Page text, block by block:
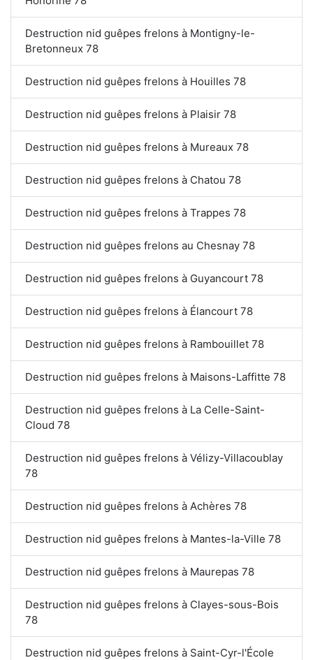
Destruction nid guêpes frelons à Montigny-le-
Bretonneux 78
Destruction nid guêpes frelons à Houilles 78
Destruction nid guêpes frelons à Plaisir 78
Destruction nid guêpes frelons à Mureaux 78
Destruction nid guêpes frelons à Chatou 78
Destruction nid guêpes frelons à Trappes 78
Destruction nid guêpes frelons au Chesnay 78
Destruction nid guêpes frelons à Guyancourt 78
Destruction nid guêpes frelons à Élancourt 78
Destruction nid guêpes frelons à Rambouillet 78
Destruction nid guêpes frelons à Maisons-Laffitte 78
Destruction nid guêpes frelons à La Celle-Saint-
Cloud 78
Destruction nid guêpes frelons à Vélizy-Villacoublay
78
Destruction nid guêpes frelons à Achères 78
Destruction nid guêpes frelons à Mantes-la-Ville 78
Destruction nid guêpes frelons à Maurepas 78
Destruction nid guêpes frelons à Clayes-sous-Bois
78
Destruction nid guêpes frelons à Saint-Cyr-l'École